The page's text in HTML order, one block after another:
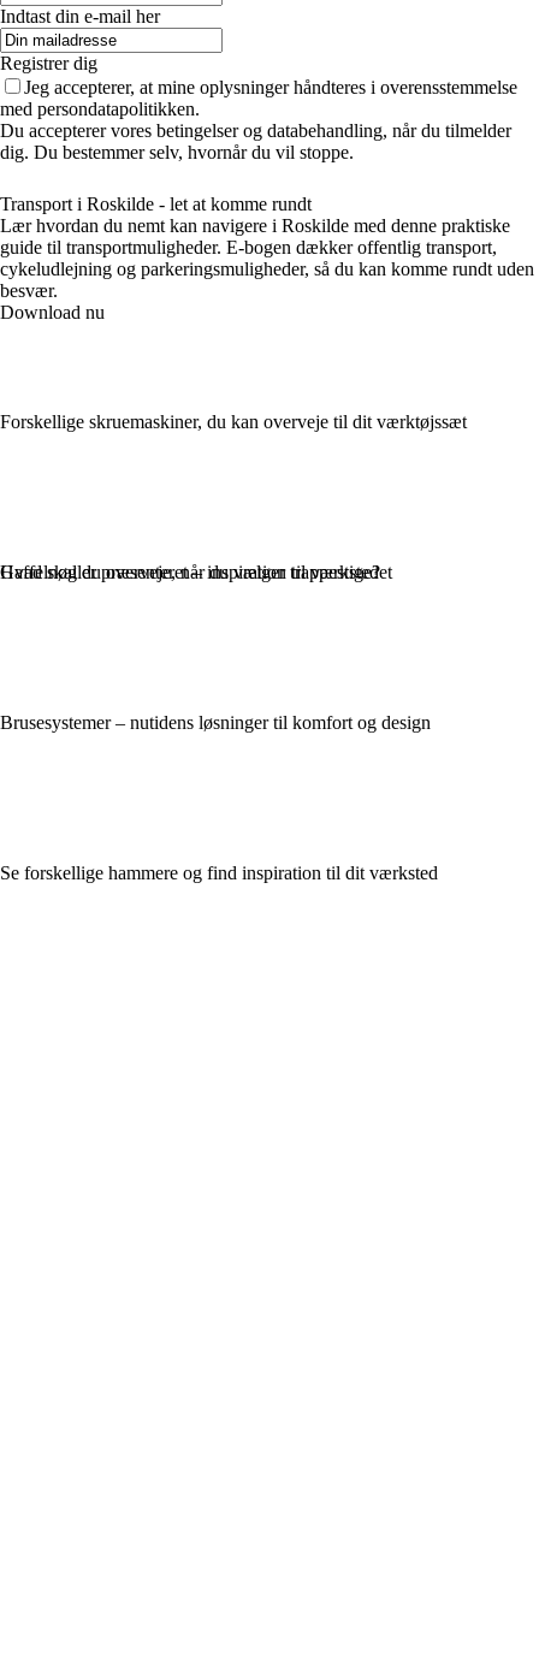
Indtast din e-mail her
Registrer dig
Jeg accepterer, at mine oplysninger håndteres i overensstemmelse
med persondatapolitikken.
Du accepterer vores betingelser og databehandling, når du tilmelder
dig. Du bestemmer selv, hvornår du vil stoppe.
Transport i Roskilde - let at komme rundt
Lær hvordan du nemt kan navigere i Roskilde med denne praktiske
guide til transportmuligheder. E-bogen dækker offentlig transport,
cykeludlejning og parkeringsmuligheder, så du kan komme rundt uden
besvær.
Download nu
Forskellige skruemaskiner, du kan overveje til dit værktøjssæt
Hvad skal du overveje, når du vælger trappestige?
Brusesystemer – nutidens løsninger til komfort og design
Se forskellige hammere og find inspiration til dit værksted
Gaffelnøgler præsenteret – inspiration til værkstedet